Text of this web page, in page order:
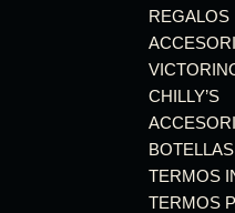
REGALOS
CHILLY’S
TERMOS
TERMOS